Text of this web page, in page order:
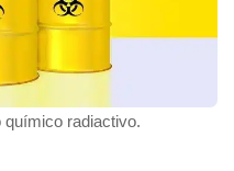
químico radiactivo.